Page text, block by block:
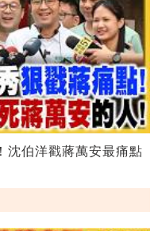
沈伯洋戳蔣萬安最痛點